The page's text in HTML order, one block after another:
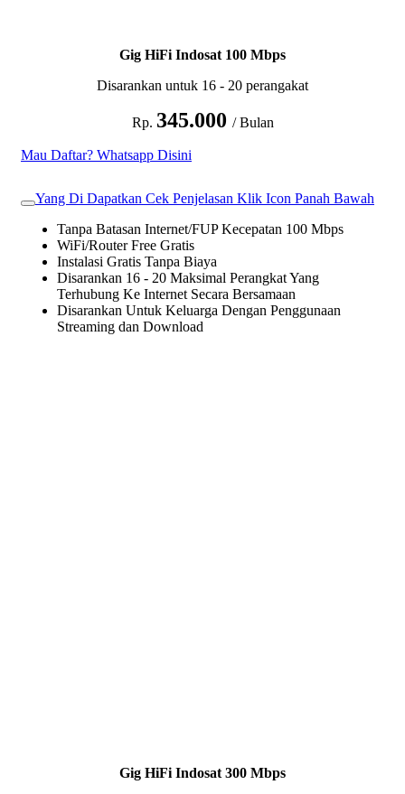
Gig HiFi Indosat 100 Mbps
Disarankan untuk 16 - 20 perangakat
Rp. 345.000 / Bulan
Mau Daftar? Whatsapp Disini
Yang Di Dapatkan Cek Penjelasan Klik Icon Panah Bawah
Tanpa Batasan Internet/FUP Kecepatan 100 Mbps
WiFi/Router Free Gratis
Instalasi Gratis Tanpa Biaya
Disarankan 16 - 20 Maksimal Perangkat Yang
Terhubung Ke Internet Secara Bersamaan
Disarankan Untuk Keluarga Dengan Penggunaan
Streaming dan Download
Gig HiFi Indosat 300 Mbps